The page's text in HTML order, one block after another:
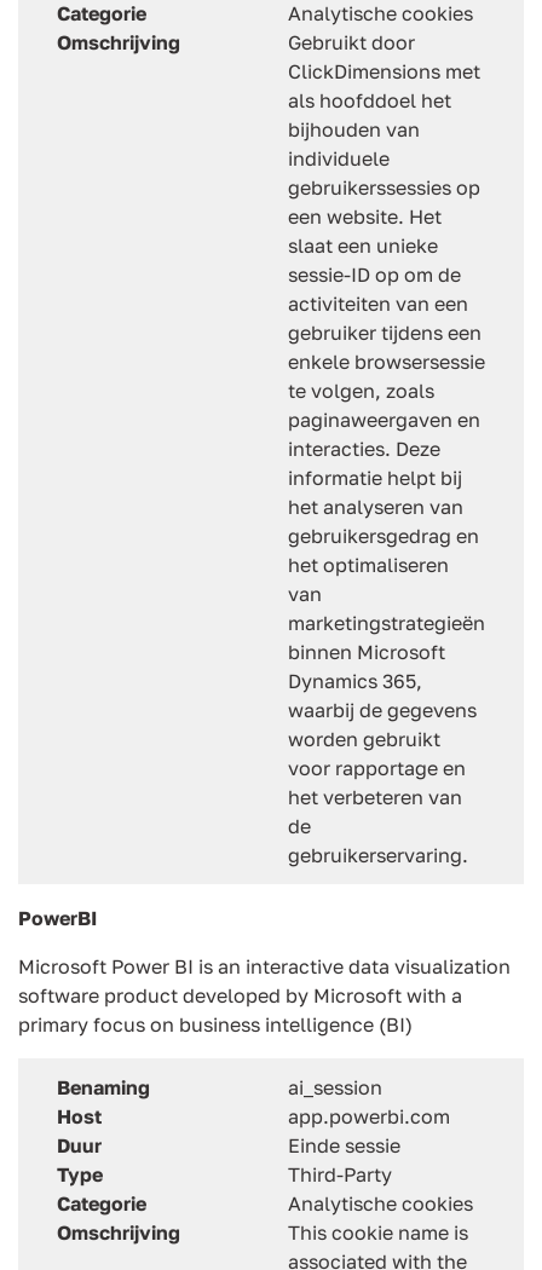
Categorie
Analytische cookies
Omschrijving
Gebruikt door
ClickDimensions met
als hoofddoel het
bijhouden van
individuele
gebruikerssessies op
een website. Het
slaat een unieke
sessie-ID op om de
activiteiten van een
gebruiker tijdens een
enkele browsersessie
te volgen, zoals
paginaweergaven en
interacties. Deze
informatie helpt bij
het analyseren van
gebruikersgedrag en
het optimaliseren
van
marketingstrategieën
binnen Microsoft
Dynamics 365,
waarbij de gegevens
worden gebruikt
voor rapportage en
het verbeteren van
de
gebruikerservaring.
PowerBI
Microsoft Power BI is an interactive data visualization
software product developed by Microsoft with a
primary focus on business intelligence (BI)
Benaming
ai_session
Host
app.powerbi.com
Duur
Einde sessie
Type
Third-Party
Categorie
Analytische cookies
Omschrijving
This cookie name is
associated with the